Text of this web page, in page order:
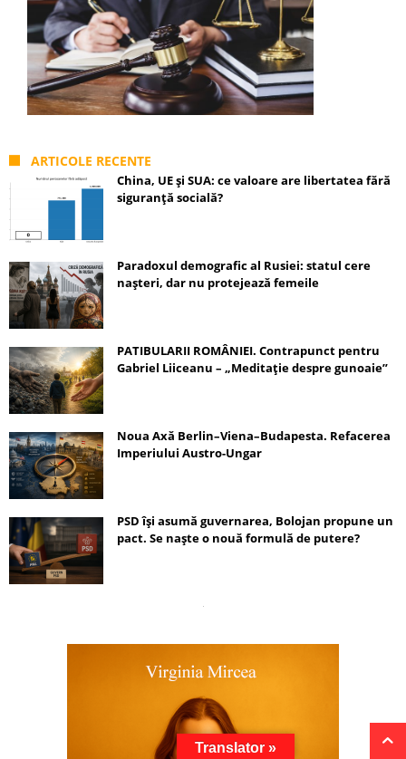
ARTICOLE RECENTE
China, UE și SUA: ce valoare are libertatea fără
siguranță socială?
Paradoxul demografic al Rusiei: statul cere
nașteri, dar nu protejează femeile
PATIBULARII ROMÂNIEI. Contrapunct pentru
Gabriel Liiceanu – „Meditație despre gunoaie”
Noua Axă Berlin–Viena–Budapesta. Refacerea
Imperiului Austro-Ungar
PSD își asumă guvernarea, Bolojan propune un
pact. Se naște o nouă formulă de putere?
Translator »